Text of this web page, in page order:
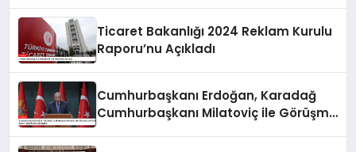
Ticaret Bakanlığı 2024 Reklam Kurulu
Raporu’nu Açıkladı
Cumhurbaşkanı Erdoğan, Karadağ
Cumhurbaşkanı Milatoviç ile Görüşme